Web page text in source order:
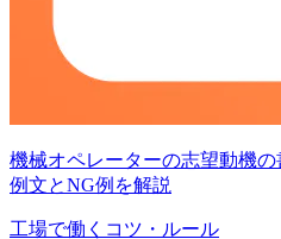
機械オペレーターの志望動機
例文とNG例を解説
工場で働くコツ・ルール